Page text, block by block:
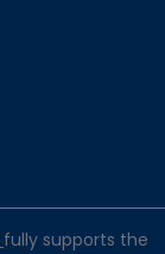
fully supports the